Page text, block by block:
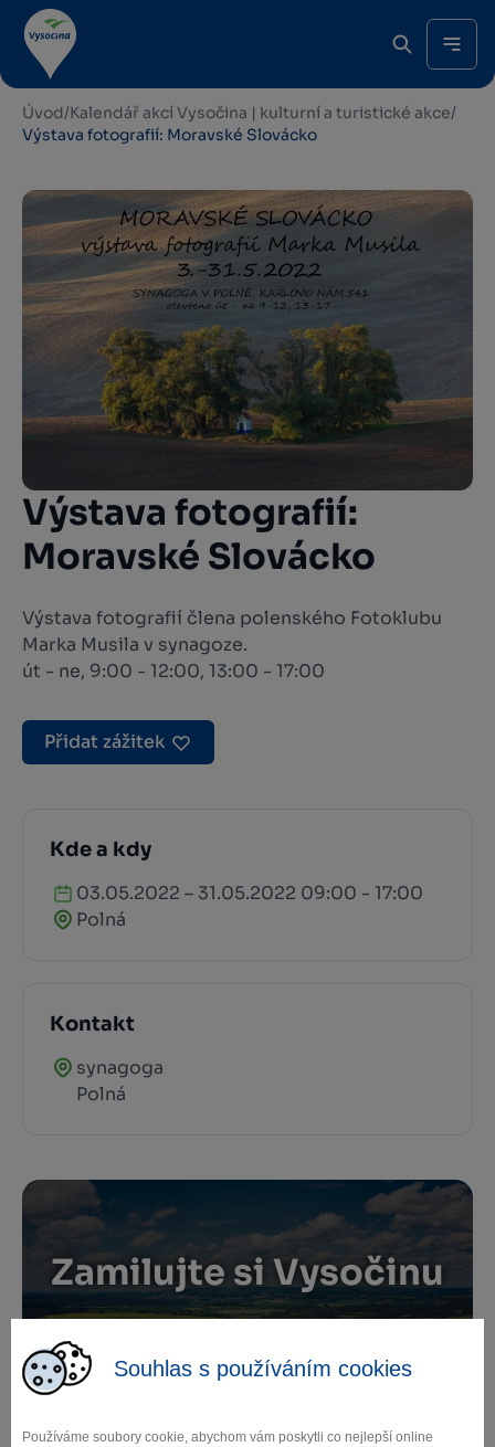
Souhlas s používáním cookies
Používáme soubory cookie, abychom vám poskytli co nejlepší online
Úvod/Kalendář akcí Vysočina | kulturní a turistické akce/
Výstava fotografií: Moravské Slovácko
Výstava fotografií:
Moravské Slovácko
Výstava fotografií člena polenského Fotoklubu
Marka Musila v synagoze.
út - ne, 9:00 - 12:00, 13:00 - 17:00
Přidat zážitek
Kde a kdy
03.05.2022 – 31.05.2022 09:00 - 17:00
Polná
Kontakt
synagoga
Polná
Zamilujte si Vysočinu
Přihlaste se k odběru našeho newsletteru
o novinkách.